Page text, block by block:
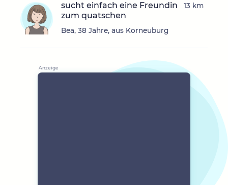
sucht einfach eine Freundin
zum quatschen
Bea, 38 Jahre, aus Korneuburg
13 km